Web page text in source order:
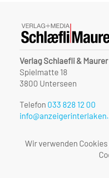
Verlag Schlaefli & Maurer
Spielmatte 18
3800 Unterseen
Telefon 033 828 12 00
Montag – Freitag
08.00 – 12.00 und 13.30
Wir verwenden